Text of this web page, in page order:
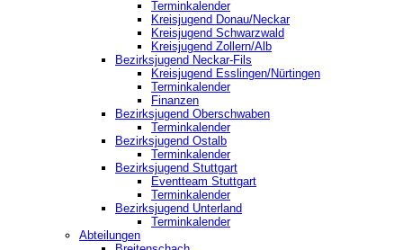
Terminkalender
Kreisjugend Donau/Neckar
Kreisjugend Schwarzwald
Kreisjugend Zollern/Alb
Bezirksjugend Neckar-Fils
Kreisjugend ‎Esslingen/Nürtingen
Terminkalender
Finanzen
Bezirksjugend Oberschwaben
Terminkalender
Bezirksjugend Ostalb
Terminkalender
Bezirksjugend Stuttgart
‎Eventteam Stuttgart
Terminkalender
Bezirksjugend Unterland
Terminkalender
Abteilungen